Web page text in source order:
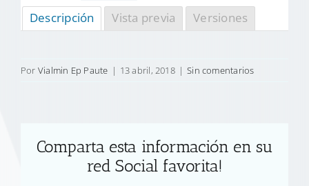
Descripción Vista previa Versiones
Por Vialmin Ep Paute | 13 abril, 2018 | Sin comentarios
Comparta esta información en su
red Social favorita!